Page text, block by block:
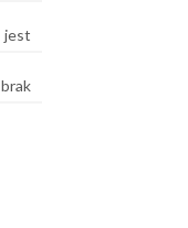
jest
brak